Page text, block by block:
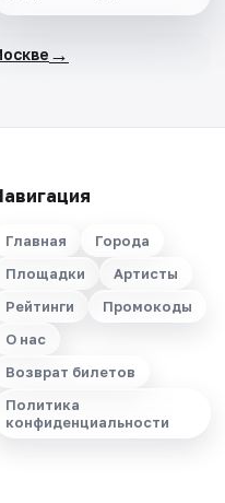
→
Главная
Города
Площадки
Артисты
Рейтинги
Промокоды
О нас
Возврат билетов
Политика
конфиденциальности